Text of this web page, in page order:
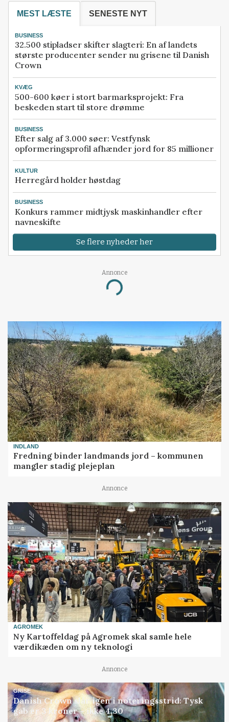
MEST LÆSTE SENESTE NYT
BUSINESS
32.500 stipladser skifter slagteri: En af landets
største producenter sender nu grisene til Danish
Crown
KVÆG
500-600 køer i stort barmarksprojekt: Fra
beskeden start til store drømme
BUSINESS
Efter salg af 3.000 søer: Vestfynsk
opformeringsprofil afhænder jord for 85 millioner
KULTUR
Herregård holder høstdag
BUSINESS
Konkurs rammer midtjysk maskinhandler efter
navneskifte
Se flere nyheder her
Annonce
Loading...
INDLAND
Fredning binder landmands jord – kommunen
mangler stadig plejeplan
Annonce
AGROMEK
Ny Kartoffeldag på Agromek skal samle hele
værdikæden om ny teknologi
Annonce
GRISE
Danish Crown slår igen i noteringsstrid: Tysk
gab er 3 kroner – ikke 4,30